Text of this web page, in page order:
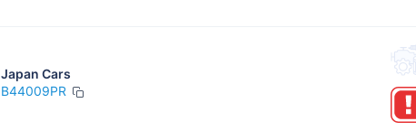
Japan Cars
B44009PR